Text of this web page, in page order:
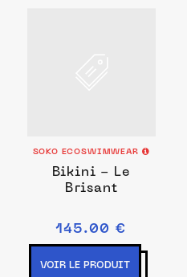
SOKO ECOSWIMWEAR
Bikini - Le
Brisant
145.00 €
VOIR LE PRODUIT